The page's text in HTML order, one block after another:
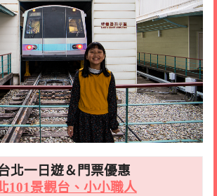
北一日遊＆門票優惠
101景觀台、小小職人